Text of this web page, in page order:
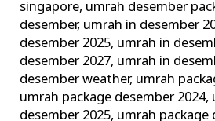
singapore, umrah desember
desember, umrah in desember
desember 2025, umrah in
desember 2027, umrah in
desember weather, umrah
umrah package desember 2024,
desember 2025, umrah package